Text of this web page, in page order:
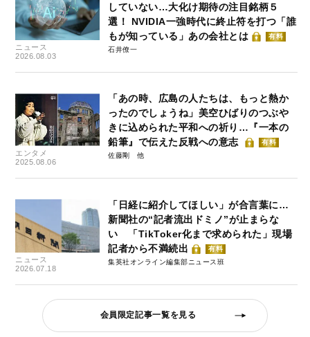
ニュース
2026.08.03
していない…大化け期待の注目銘柄５
選！ NVIDIA一強時代に終止符を打つ「誰
もが知っている」あの会社とは
有料
石井僚一
エンタメ
2025.08.06
「あの時、広島の人たちは、もっと熱か
ったのでしょうね」美空ひばりのつぶや
きに込められた平和への祈り…『一本の
鉛筆』で伝えた反戦への意志
有料
佐藤剛
ニュース
2026.07.18
「日経に紹介してほしい」が合言葉に…
新聞社の“記者流出ドミノ”が止まらな
い 「TikToker化まで求められた」現場
記者から不満続出
有料
集英社オンライン編集部ニュース班
会員限定記事一覧を見る